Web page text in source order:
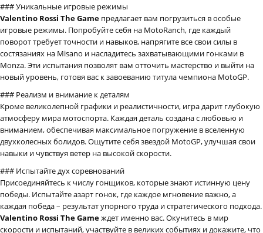
### Уникальные игровые режимы
Valentino Rossi The Game предлагает вам погрузиться в особые
игровые режимы. Попробуйте себя на MotoRanch, где каждый
поворот требует точности и навыков, напрягите все свои силы в
состязаниях на Misano и насладитесь захватывающими гонками в
Monza. Эти испытания позволят вам отточить мастерство и выйти на
новый уровень, готовя вас к завоеванию титула чемпиона MotoGP.
### Реализм и внимание к деталям
Кроме великолепной графики и реалистичности, игра дарит глубокую
атмосферу мира мотоспорта. Каждая деталь создана с любовью и
вниманием, обеспечивая максимальное погружение в вселенную
двухколесных болидов. Ощутите себя звездой MotoGP, улучшая свои
навыки и чувствуя ветер на высокой скорости.
### Испытайте дух соревнований
Присоединяйтесь к числу гонщиков, которые знают истинную цену
победы. Испытайте азарт гонок, где каждое мгновение важно, а
каждая победа – результат упорного труда и стратегического подхода.
Valentino Rossi The Gameждет именно вас. Окунитесь в мир
скорости и испытаний, участвуйте в великих событиях и докажите, что